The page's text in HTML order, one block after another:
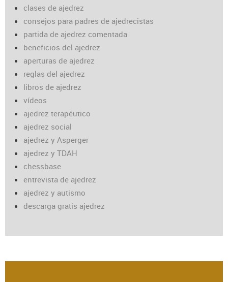
clases de ajedrez
consejos para padres de ajedrecistas
partida de ajedrez comentada
beneficios del ajedrez
aperturas de ajedrez
reglas del ajedrez
libros de ajedrez
vídeos
ajedrez terapéutico
ajedrez social
ajedrez y Asperger
ajedrez y TDAH
chessbase
entrevista de ajedrez
ajedrez y autismo
descarga gratis ajedrez